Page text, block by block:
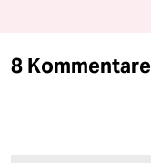
8 Kommentare